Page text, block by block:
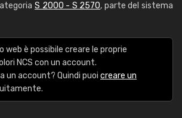
S 2000 - S 2570, parte del sistema
web è possibile creare le proprie
NCS con un account.
un account? Quindi puoi creare un